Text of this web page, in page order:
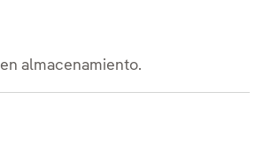
en almacenamiento.